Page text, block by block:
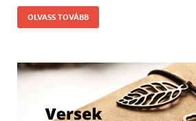
OLVASS TOVÁBB